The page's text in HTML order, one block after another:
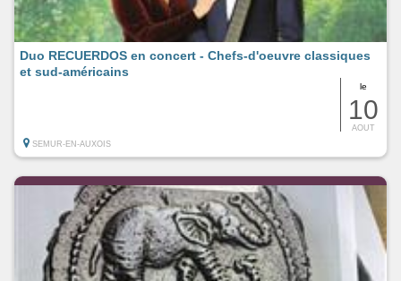
le
10
AOUT
Duo RECUERDOS en concert - Chefs-d'oeuvre classiques
et sud-américains
SEMUR-EN-AUXOIS